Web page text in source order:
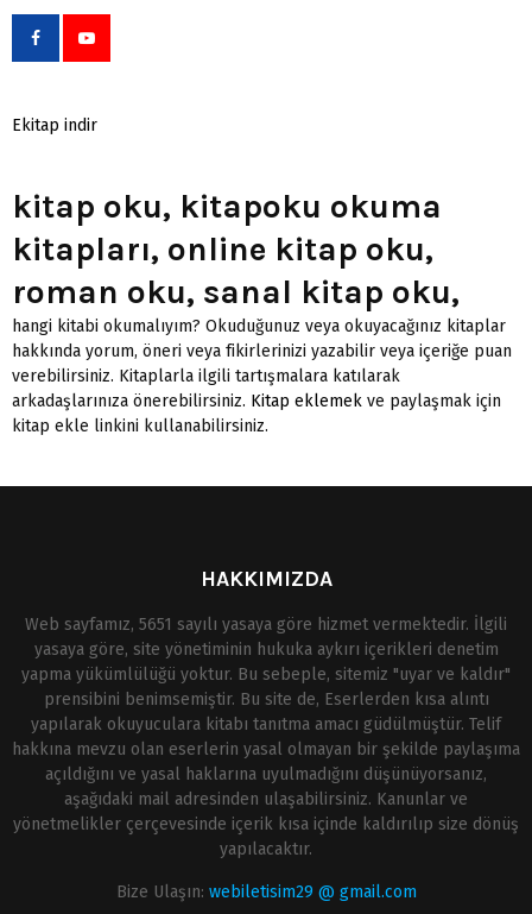
Ekitap indir
kitap oku, kitapoku okuma
kitapları, online kitap oku,
roman oku, sanal kitap oku,
hangi kitabi okumalıyım? Okuduğunuz veya okuyacağınız kitaplar
hakkında yorum, öneri veya fikirlerinizi yazabilir veya içeriğe puan
verebilirsiniz. Kitaplarla ilgili tartışmalara katılarak
arkadaşlarınıza önerebilirsiniz. Kitap eklemek ve paylaşmak için
kitap ekle linkini kullanabilirsiniz.
HAKKIMIZDA
Web sayfamız, 5651 sayılı yasaya göre hizmet vermektedir. İlgili
yasaya göre, site yönetiminin hukuka aykırı içerikleri denetim
yapma yükümlülüğü yoktur. Bu sebeple, sitemiz "uyar ve kaldır"
prensibini benimsemiştir. Bu site de, Eserlerden kısa alıntı
yapılarak okuyuculara kitabı tanıtma amacı güdülmüştür. Telif
hakkına mevzu olan eserlerin yasal olmayan bir şekilde paylaşıma
açıldığını ve yasal haklarına uyulmadığını düşünüyorsanız,
aşağıdaki mail adresinden ulaşabilirsiniz. Kanunlar ve
yönetmelikler çerçevesinde içerik kısa içinde kaldırılıp size dönüş
yapılacaktır.
Bize Ulaşın: webiletisim29 @ gmail.com